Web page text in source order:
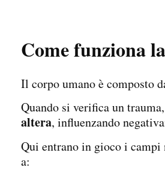
Come funziona
Il corpo umano è composto
Quando si verifica un
altera, influenzando
Qui entrano in gioco i
a: